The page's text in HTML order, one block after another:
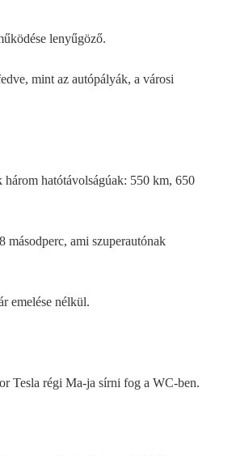
lenyűgöző.
mint az autópályák, a városi
hatótávolságúak: 550 km, 650
ami szuperautónak
emelése nélkül.
Tesla régi Ma-ja sírni fog a WC-ben.